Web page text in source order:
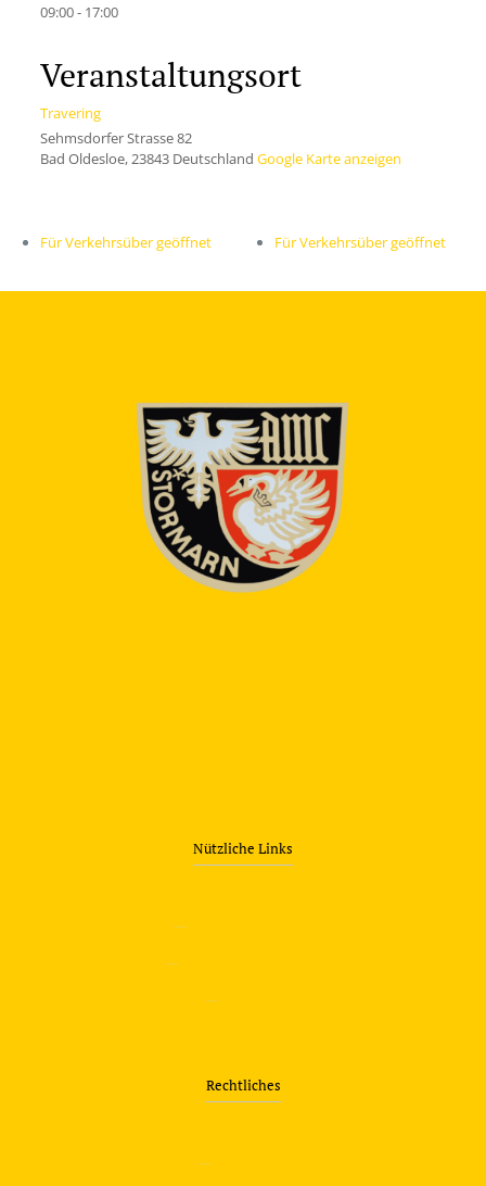
09:00 - 17:00
Veranstaltungsort
Travering
Sehmsdorfer Strasse 82
Bad Oldesloe, 23843 Deutschland Google Karte anzeigen
Für Verkehrsüber geöffnet Für Verkehrsüber geöffnet
Nützliche Links
—
—
—
Rechtliches
—